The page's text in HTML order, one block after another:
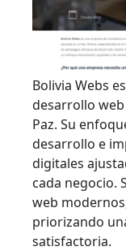
Bolivia Webs
desarrollo
Paz. Su
desarrollo e
digitales
cada negocio.
web
priorizando
satisfactoria.